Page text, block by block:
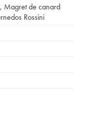
, Magret de canard
Rossini